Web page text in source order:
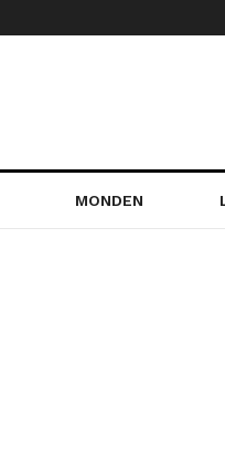
MONDEN